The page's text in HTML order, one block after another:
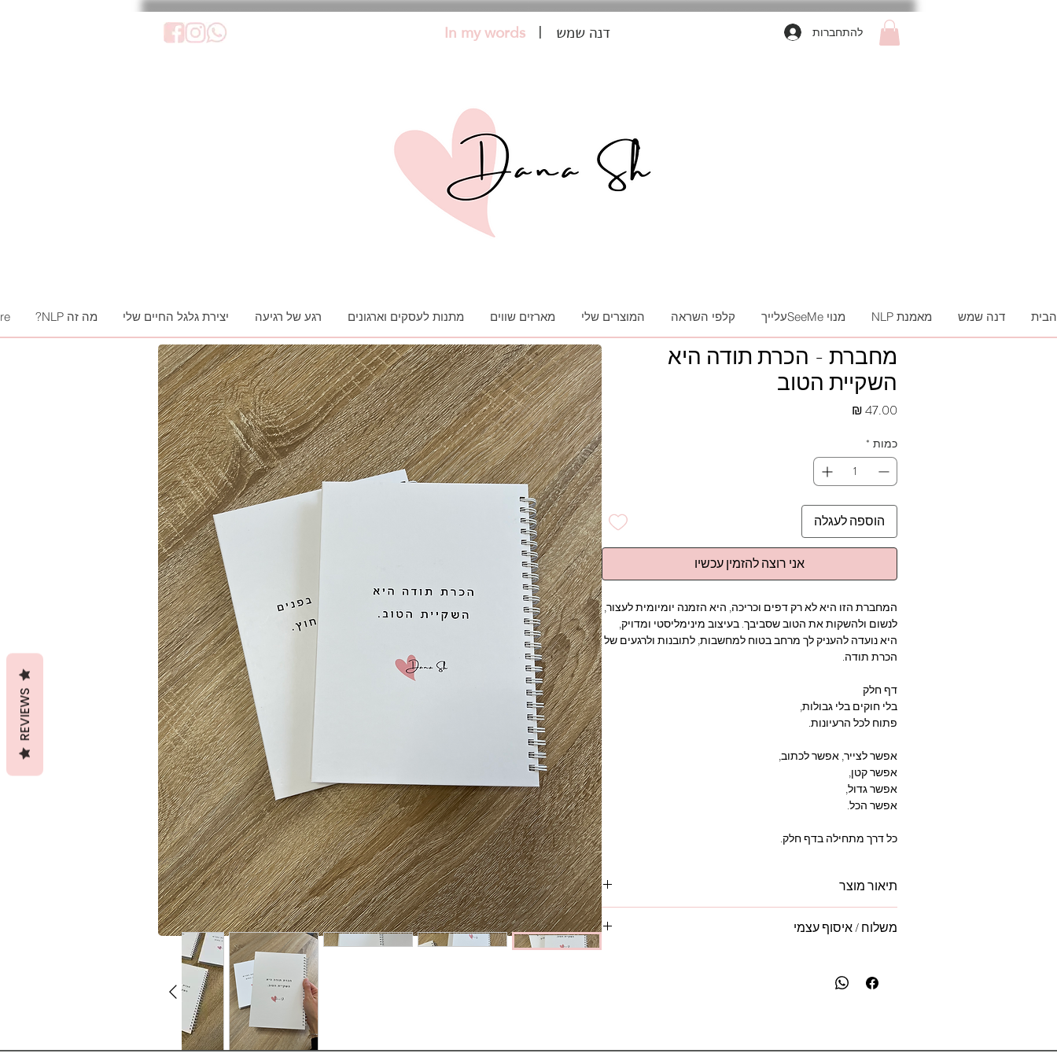
In my words | דנה שמש להתחברות
דנה שמש מאמנת NLP מנוי SeeMeעלייך קלפי השראה המוצרים שלי מארזים שווים מתנות לעסקים וארגונים רגע של רגיעה יצירת גלגל החיים שלי מה זה NLP?
מחברת - הכרת תודה היא
השקיית הטוב
כמות *
הוספה לעגלה
אני רוצה להזמין עכשיו
המחברת הזו היא לא רק דפים וכריכה, היא הזמנה יומיומית לעצור,
לנשום ולהשקות את הטוב שסביבך. בעיצוב מינימליסטי ומדויק,
היא נועדה להעניק לך מרחב בטוח למחשבות, לתובנות ולרגעים של
הכרת תודה.
דף חלק
בלי חוקים בלי גבולות,
פתוח לכל הרעיונות.
אפשר לצייר, אפשר לכתוב,
אפשר קטן,
אפשר גדול,
אפשר הכל.
כל דרך מתחילה בדף חלק.
תיאור מוצר
סוג דפים: לבנים חלקים.
תובנות, שרבוט, ציור... לעצמך או כמתנה לאדם אהוב.
משלוח / איסוף עצמי
- משלוח בדואר רשום ב- 19 ש"ח (4-14 ימים)
- משלוח אקספרס ב- 65 ש"ח (24-72 שעות)
REVIEWS